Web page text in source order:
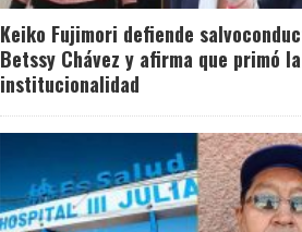
Keiko Fujimori defiende
Betssy Chávez y afirma que primó la
institucionalidad